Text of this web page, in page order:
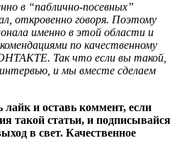
в “паблично-посевных”
откровенно говоря. Поэтому
именно в этой области и
по качественному
Так что если вы такой,
и мы вместе сделаем
и оставь коммент, если
такой статьи, и подписывайся
в свет. Качественное